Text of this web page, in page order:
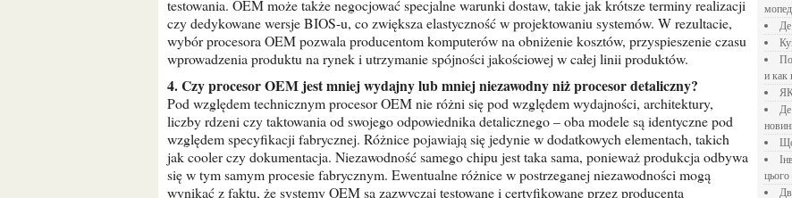
testowania. OEM może także negocjować specjalne warunki dostaw, takie jak krótsze terminy realizacji
czy dedykowane wersje BIOS-u, co zwiększa elastyczność w projektowaniu systemów. W rezultacie,
wybór procesora OEM pozwala producentom komputerów na obniżenie kosztów, przyspieszenie czasu
wprowadzenia produktu na rynek i utrzymanie spójności jakościowej w całej linii produktów.
4. Czy procesor OEM jest mniej wydajny lub mniej niezawodny niż procesor detaliczny?
Pod względem technicznym procesor OEM nie różni się pod względem wydajności, architektury,
liczby rdzeni czy taktowania od swojego odpowiednika detalicznego – oba modele są identyczne pod
względem specyfikacji fabrycznej. Różnice pojawiają się jedynie w dodatkowych elementach, takich
jak cooler czy dokumentacja. Niezawodność samego chipu jest taka sama, ponieważ produkcja odbywa
się w tym samym procesie fabrycznym. Ewentualne różnice w postrzeganej niezawodności mogą
wynikać z faktu, że systemy OEM są zazwyczaj testowane i certyfikowane przez producenta
Под системы: плюсы и минусы, обзор производителей
и как
Де шукати перевірені новини України: рейтинг
Інверторний кондиціонер до 18 000 грн: топ-5 моделей
цього
Два шляхи до розлучення: що реально вигідніше у